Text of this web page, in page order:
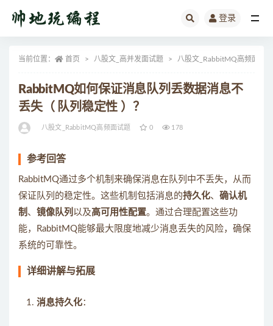
登录
当前位置： 首页 八股文_高并发面试题 八股文_RabbitMQ高频面试题
RabbitMQ如何保证消息队列丢数据消息不
丢失（ 队列稳定性 ）？
八股文_RabbitMQ高频面试题 0 178
参考回答
RabbitMQ通过多个机制来确保消息在队列中不丢失，从而
保证队列的稳定性。这些机制包括消息的持久化、 确认机
制 、 镜像队列 以及高可用性配置。通过合理配置这些功
能，RabbitMQ能够最大限度地减少消息丢失的风险，确保
系统的可靠性。
详细讲解与拓展
消息持久化：